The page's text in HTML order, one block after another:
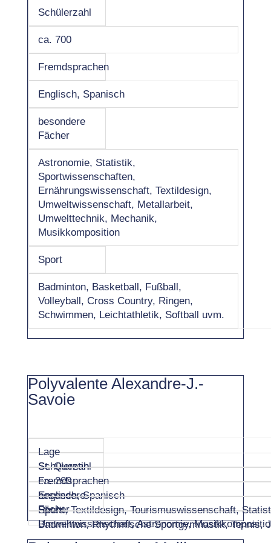
Schülerzahl
ca. 700
Fremdsprachen
Englisch, Spanisch
besondere
Fächer
Astronomie, Statistik,
Sportwissenschaften,
Ernährungswissenschaft, Textildesign,
Umweltwissenschaft, Metallarbeit,
Umwelttechnik, Mechanik,
Musikkomposition
Sport
Badminton, Basketball, Fußball,
Volleyball, Cross Country, Ringen,
Schwimmen, Leichtathletik, Softball uvm.
Polyvalente Alexandre-J.-
Savoie
Lage
St. Quentin
Schülerzahl
ca. 200
Fremdsprachen
Englisch, Spanisch
besondere
Fächer
Recht, Textildesign, Tourismuswissenschaft,
Umweltwissenschaft, Astronomie,
Sport
Badminton, Rhythmische Sportgymnastik,